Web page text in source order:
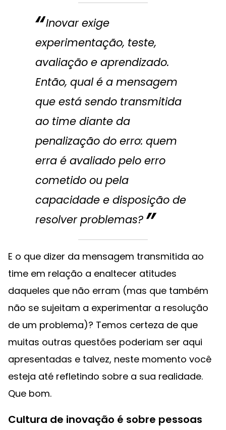
Inovar exige
experimentação, teste,
avaliação e aprendizado.
Então, qual é a mensagem
que está sendo transmitida
ao time diante da
penalização do erro: quem
erra é avaliado pelo erro
cometido ou pela
capacidade e disposição de
resolver problemas?
E o que dizer da mensagem transmitida ao
time em relação a enaltecer atitudes
daqueles que não erram (mas que também
não se sujeitam a experimentar a resolução
de um problema)? Temos certeza de que
muitas outras questões poderiam ser aqui
apresentadas e talvez, neste momento você
esteja até refletindo sobre a sua realidade.
Que bom.
Cultura de inovação é sobre pessoas